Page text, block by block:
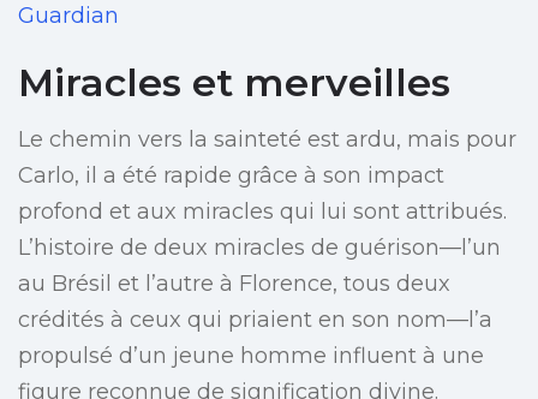
Guardian
Miracles et merveilles
Le chemin vers la sainteté est ardu, mais pour
Carlo, il a été rapide grâce à son impact
profond et aux miracles qui lui sont attribués.
L’histoire de deux miracles de guérison—l’un
au Brésil et l’autre à Florence, tous deux
crédités à ceux qui priaient en son nom—l’a
propulsé d’un jeune homme influent à une
figure reconnue de signification divine.